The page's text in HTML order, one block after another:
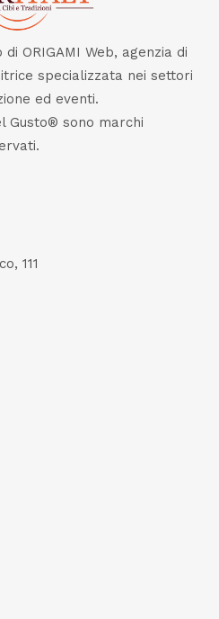
ORIGAMI Web, agenzia di
specializzata nei settori
ed eventi.
Gusto® sono marchi
111